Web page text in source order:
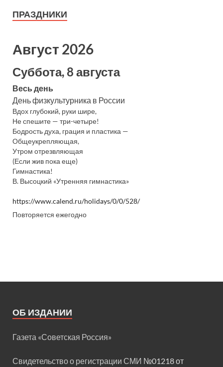
ПРАЗДНИКИ
Август 2026
Суббота, 8 августа
Весь день
День физкультурника в России
Вдох глубокий, руки шире,
Не спешите — три-четыре!
Бодрость духа, грация и пластика —
Общеукрепляющая,
Утром отрезвляющая
(Если жив пока еще)
Гимнастика!
В. Высоцкий «Утренняя гимнастика»
https://www.calend.ru/holidays/0/0/528/
Повторяется ежегодно
ОБ ИЗДАНИИ
Газета «Советская Россия»
Свидетельство о регистрации СМИ №01218 от